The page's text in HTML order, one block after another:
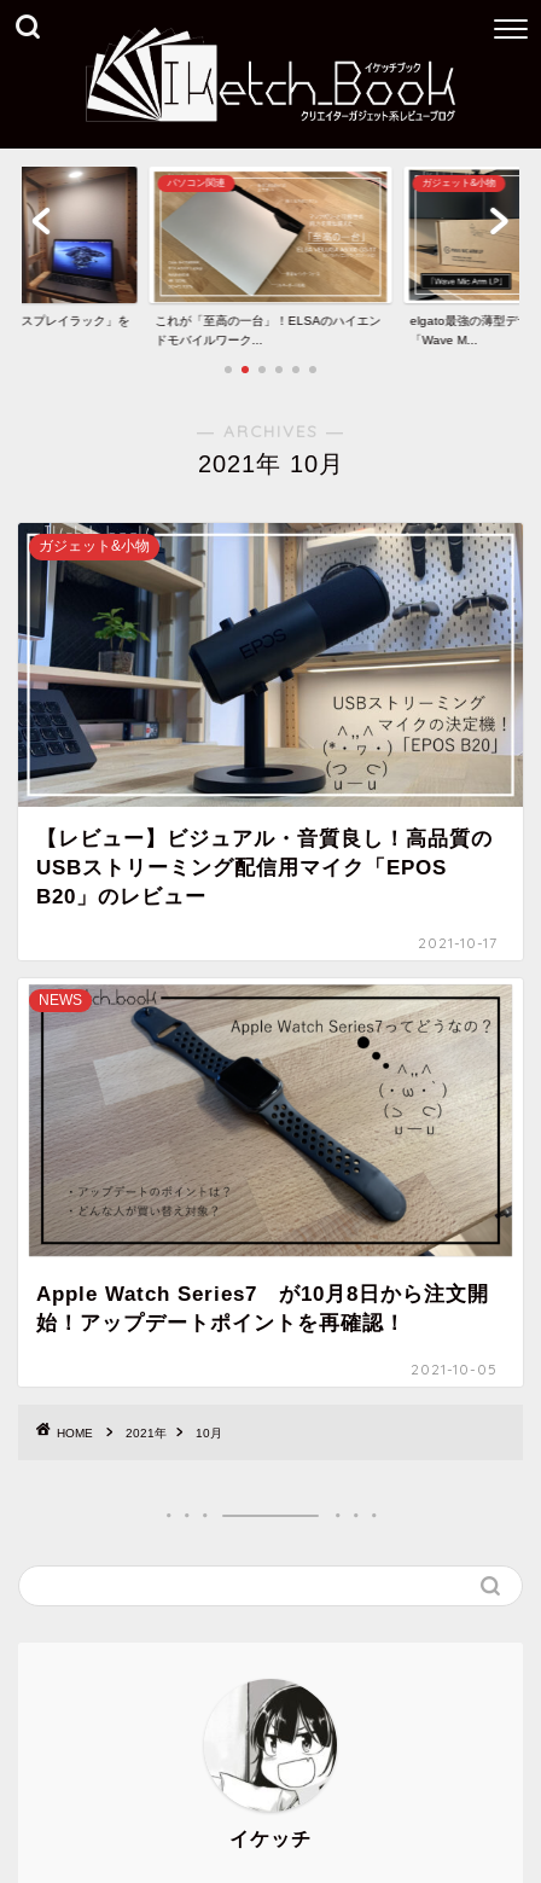
ィスプレイラック」を
パソコン関連
これが「至高の一台」！ELSAのハイエン
ドモバイルワーク...
ガジェット&小物
elgato最強の薄型デザ
「Wave M...
― ARCHIVES ―
2021年 10月
ガジェット&小物
【レビュー】ビジュアル・音質良し！高品質の
USBストリーミング配信用マイク「EPOS
B20」のレビュー
2021-10-17
NEWS
Apple Watch Series7 が10月8日から注文開
始！アップデートポイントを再確認！
2021-10-05
HOME 2021年 10月
イケッチ